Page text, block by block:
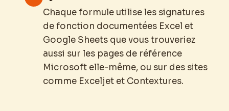
Chaque formule utilise les signatures
de fonction documentées Excel et
Google Sheets que vous trouveriez
aussi sur les pages de référence
Microsoft elle-même, ou sur des sites
comme Exceljet et Contextures.